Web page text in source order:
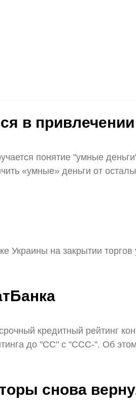
в
понятие "умные
«умные» деньги от
Украины на закрытии
кредитный рейтинг
до "СС" с "ССС-". Об
снова